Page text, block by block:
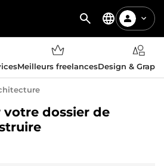
Meilleurs freelancesDesign &
votre dossier de